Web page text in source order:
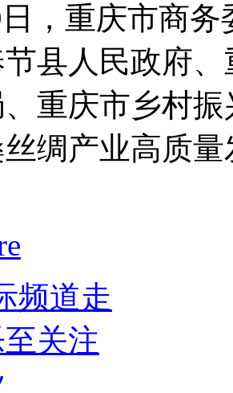
，重庆市商
县人民政府
重庆市乡村
绸产业高质